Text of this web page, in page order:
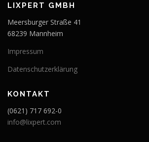
LIXPERT GMBH
Meersburger Straße 41
68239 Mannheim
Impressum
Datenschutzerklärung
KONTAKT
(0621) 717 692-0
info@lixpert.com